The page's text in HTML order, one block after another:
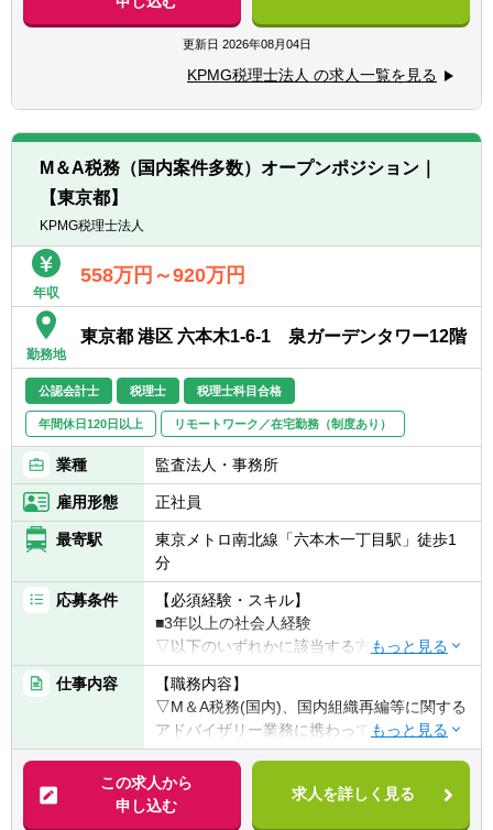
■監査法人での業務経験
■ビジネスレベルの英語力
※英語力があることで業務の幅が広がりま
■税務調査の立会い
■企業買収・企業再編・合併に関するコンサ
ルティング業務
■国際事業戦略・投資形態に関するコンサル
ティング業務
■海外税制リサーチ業務及びコンサルティン
グ業務
■金融取引・商品/証券化取引に関するコンサ
更新日 2026年08月04日
KPMG税理士法人 の求人一覧を見る
M＆A税務（国内案件多数）オープンポジション｜
【東京都】
KPMG税理士法人
年収
558万円～920万円
勤務地
東京都 港区 六本木1-6-1 泉ガーデンタワー12階
公認会計士 税理士 税理士科目合格
年間休日120日以上 リモートワーク／在宅勤務（制度あり）
業種 監査法人・事務所
雇用形態 正社員
最寄駅
東京メトロ南北線「六本木一丁目駅」徒歩1
分
応募条件
【必須経験・スキル】
■3年以上の社会人経験
▽以下のいずれかに該当する方
■税理士又は税理士科目合格者(合格科目・科
目数は不問)
■公認会計士
■会計事務所／監査法人での業務
■事業会社での税務／経理業務
【歓迎経験・スキル】
仕事内容
【職務内容】
▽M＆A税務(国内)、国内組織再編等に関する
アドバイザリー業務に携わっていただきま
す。
【具体的に】
■企業買収(M&A)に係る税務アドバイザリー
この求人から
申し込む
求人を詳しく見る